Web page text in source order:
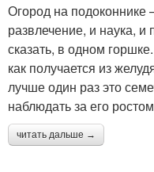
Огород на подоконнике
развлечение, и наука, и
сказать, в одном
как получается из
лучше один раз это
наблюдать за его
читать дальше →